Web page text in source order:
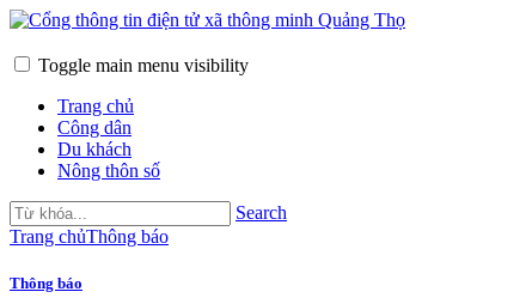
Toggle main menu visibility
Trang chủ
Công dân
Du khách
Nông thôn số
Search
Trang chủThông báo
Thông báo